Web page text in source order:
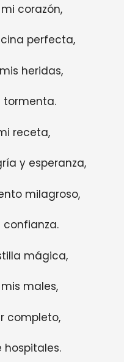
corazón,
perfecta,
heridas,
tormenta.
receta,
y esperanza,
milagroso,
mágica,
males,
completo,
hospitales.